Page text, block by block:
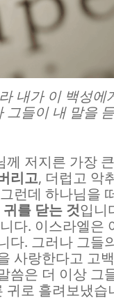
내가 이 백성
그들이 내 말을
저지른 가장
리고, 더럽고 악
런데 하나님을
를 닫는 것입니
다. 이스라엘은
다. 그러나 그들
사랑한다고 고
씀은 더 이상 그
귀로 흘려보냈습